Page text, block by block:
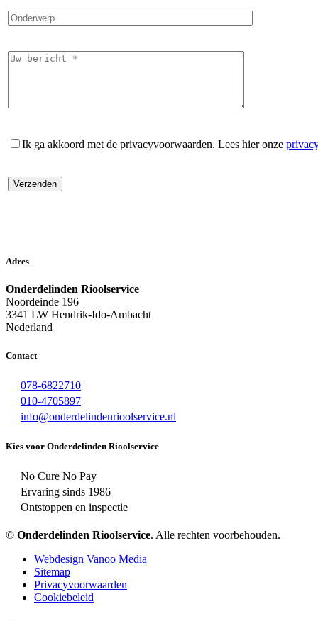
Ik ga akkoord met de privacyvoorwaarden. Lees hier onze
Adres
Onderdelinden Rioolservice
Noordeinde 196
3341 LW Hendrik-Ido-Ambacht
Nederland
Contact
078-6822710
010-4705897
info@onderdelindenrioolservice.nl
Kies voor Onderdelinden Rioolservice
No Cure No Pay
Ervaring sinds 1986
Ontstoppen en inspectie
© Onderdelinden Rioolservice. Alle rechten voorbehouden.
Webdesign Vanoo Media
Sitemap
Privacyvoorwaarden
Cookiebeleid